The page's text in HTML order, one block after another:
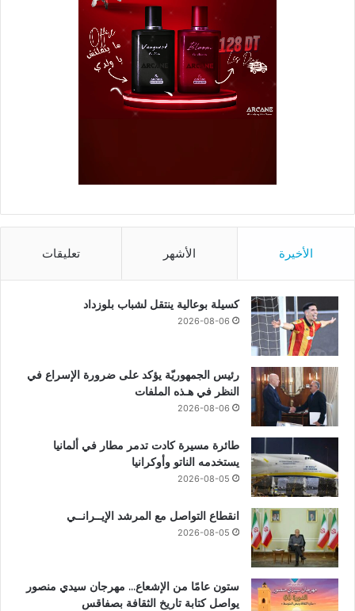
الأخيرة الأشهر تعليقات
كسيلة بوعالية ينتقل لشباب بلوزداد
2026-08-06
رئيس الجمهوريّة يؤكد على ضرورة الإسراع في
النظر في هـذه الملفات
2026-08-06
طائرة مسيرة كادت تدمر مطار في ألمانيا
يستخدمه الناتو وأوكرانيا
2026-08-05
انقطاع التواصل مع المرشد الإيــرانــي
2026-08-05
ستون عامًا من الإشعاع… مهرجان سيدي منصور
يواصل كتابة تاريخ الثقافة بصفاقس